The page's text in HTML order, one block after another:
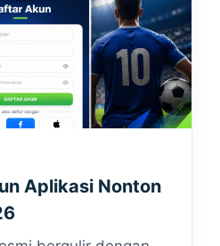
Aplikasi Nonton